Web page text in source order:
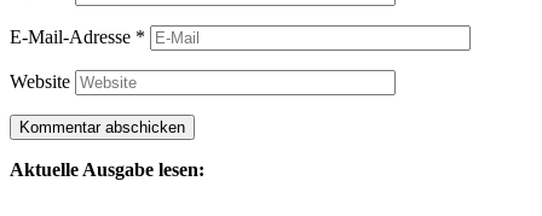
E-Mail-Adresse *
Website
Aktuelle Ausgabe lesen: